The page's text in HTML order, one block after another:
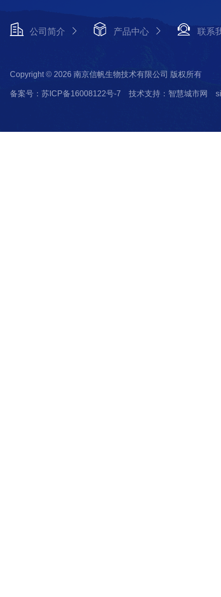
公司简介 产品中心 联系
Copyright © 2026 南京信帆生物技术有限公司 版权所有
备案号：苏ICP备16008122号-7 技术支持：智慧城市网